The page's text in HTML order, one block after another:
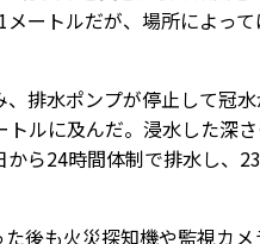
ートルだが、場所によっ
排水ポンプが停止して冠
ルに及んだ。浸水した深
ら24時間体制で排水し、
後も火災探知機や監視カ